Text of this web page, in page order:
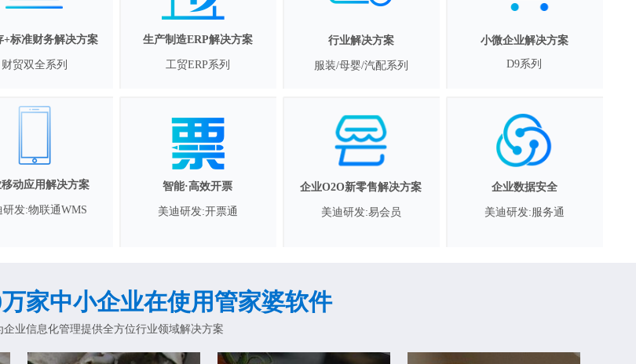
+标准财务解决方案
财贸双全系列
生产制造ERP解决方案
工贸ERP系列
行业解决方案
服装/母婴/汽配系列
小微企业解决方案
D9系列
动应用解决方案
研发:物联通WMS
智能·高效开票
美迪研发:开票通
企业O2O新零售解决方案
美迪研发:易会员
企业数据安全
美迪研发:服务通
家中小企业在使用管家婆软件
企业信息化管理提供全方位行业领域解决方案